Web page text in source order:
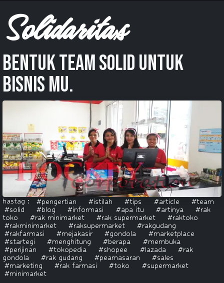
Solidaritas
Bentuk team solid untuk
bisnis mu.
hastag : #pengertian #istilah #tips #article
#team
#solid
#blog #informasi #apa itu #artinya
#rak
toko
#rak minimarket #rak supermarket
#raktoko
#rakminimarket
#raksupermarket
#rakgudang
#rakfarmasi
#mejakasir #gondola
#marketplace
#startegi
#menghitung #berapa
#membuka
#perijinan
#tokopedia #shopee #lazada
#rak
gondola
#rak gudang #peamasaran
#sales
#marketing
#rak farmasi #toko
#supermarket
#minimarket